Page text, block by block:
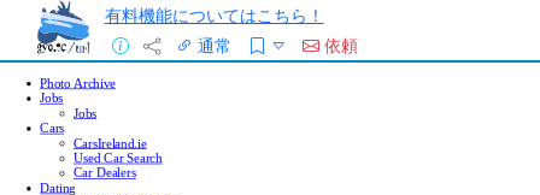
有料機能についてはこちら！
通常
依頼